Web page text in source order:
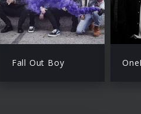
Fall Out Boy